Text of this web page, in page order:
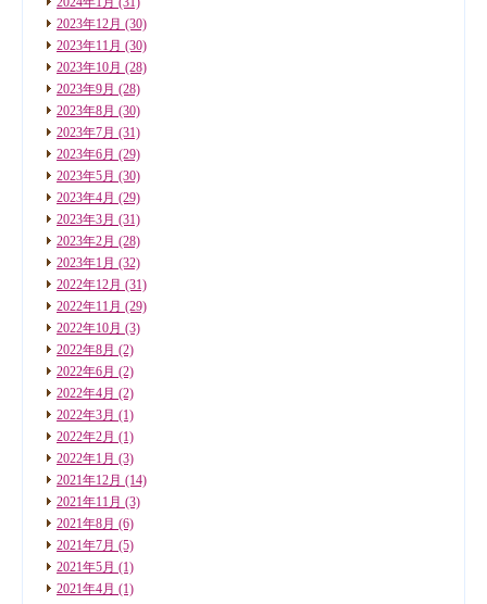
2023年12月 (30)
2023年11月 (30)
2023年10月 (28)
2023年9月 (28)
2023年8月 (30)
2023年7月 (31)
2023年6月 (29)
2023年5月 (30)
2023年4月 (29)
2023年3月 (31)
2023年2月 (28)
2023年1月 (32)
2022年12月 (31)
2022年11月 (29)
2022年10月 (3)
2022年8月 (2)
2022年6月 (2)
2022年4月 (2)
2022年3月 (1)
2022年2月 (1)
2022年1月 (3)
2021年12月 (14)
2021年11月 (3)
2021年8月 (6)
2021年7月 (5)
2021年5月 (1)
2021年4月 (1)